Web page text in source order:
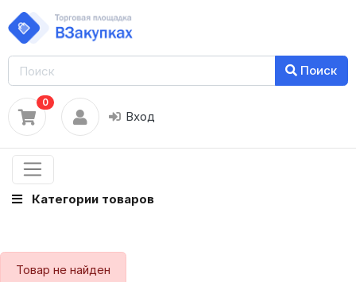
Поиск
0
Вход
Категории товаров
Товар не найден